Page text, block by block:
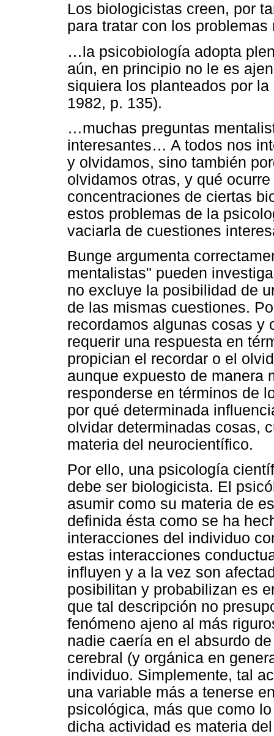
Los biologicistas creen, por
para tratar con los
…la psicobiología adopta
aún, en principio no le es
siquiera los planteados por
1982, p. 135).
…muchas preguntas
interesantes… A todos nos
y olvidamos, sino también
olvidamos otras, y qué
concentraciones de ciertas
estos problemas de la
vaciarla de cuestiones
Bunge argumenta
mentalistas" pueden
no excluye la posibilidad de
de las mismas cuestiones.
recordamos algunas cosas y
requerir una respuesta en
propician el recordar o el
aunque expuesto de manera
responderse en términos de
por qué determinada
olvidar determinadas cosas,
materia del neurocientífico.
Por ello, una psicología
debe ser biologicista. El
asumir como su materia de
definida ésta como se ha
interacciones del individuo
estas interacciones
influyen y a la vez son
posibilitan y probabilizan es
que tal descripción no
fenómeno ajeno al más
nadie caería en el absurdo
cerebral (y orgánica en
individuo. Simplemente, tal
una variable más a tenerse
psicológica, más que como
dicha actividad es materia